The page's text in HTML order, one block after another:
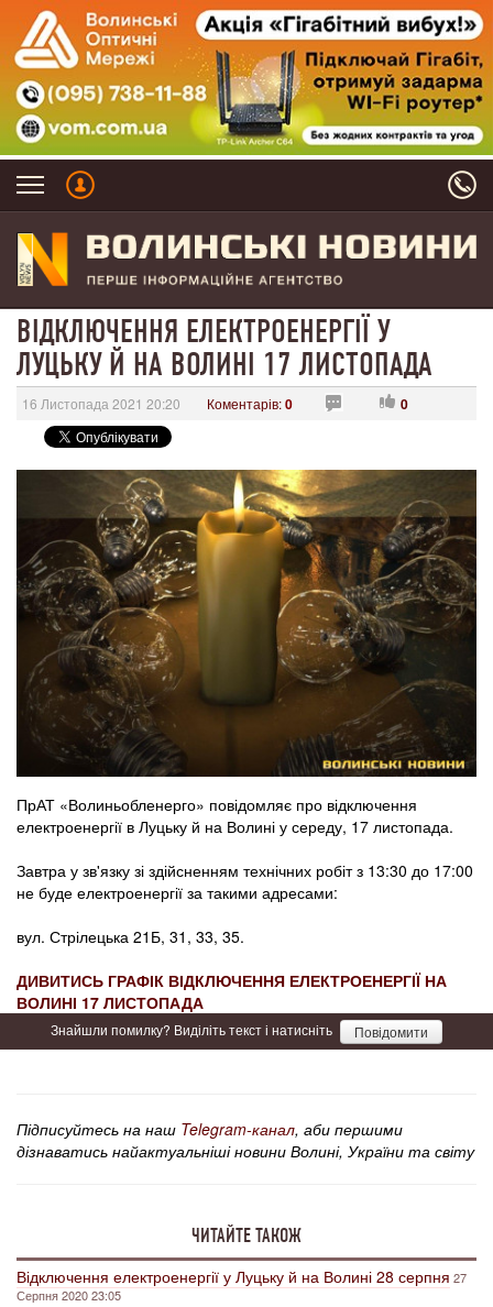
ВІДКЛЮЧЕННЯ ЕЛЕКТРОЕНЕРГІЇ У
ЛУЦЬКУ Й НА ВОЛИНІ 17 ЛИСТОПАДА
16 Листопада 2021 20:20 Коментарів:0 0
ПрАТ «Волиньобленерго» повідомляє про відключення
електроенергії в Луцьку й на Волині у середу, 17 листопада.
Завтра у зв'язку зі здійсненням технічних робіт з 13:30 до 17:00
не буде електроенергії за такими адресами:
вул. Стрілецька 21Б, 31, 33, 35.
ДИВИТИСЬ ГРАФІК ВІДКЛЮЧЕННЯ ЕЛЕКТРОЕНЕРГІЇ НА
ВОЛИНІ 17 ЛИСТОПАДА
Знайшли помилку? Виділіть текст і натисніть Повідомити
Підписуйтесь на наш Telegram-канал, аби першими
дізнаватись найактуальніші новини Волині, України та світу
ЧИТАЙТЕ ТАКОЖ
Відключення електроенергії у Луцьку й на Волині 28 серпня 27
Серпня 2020 23:05